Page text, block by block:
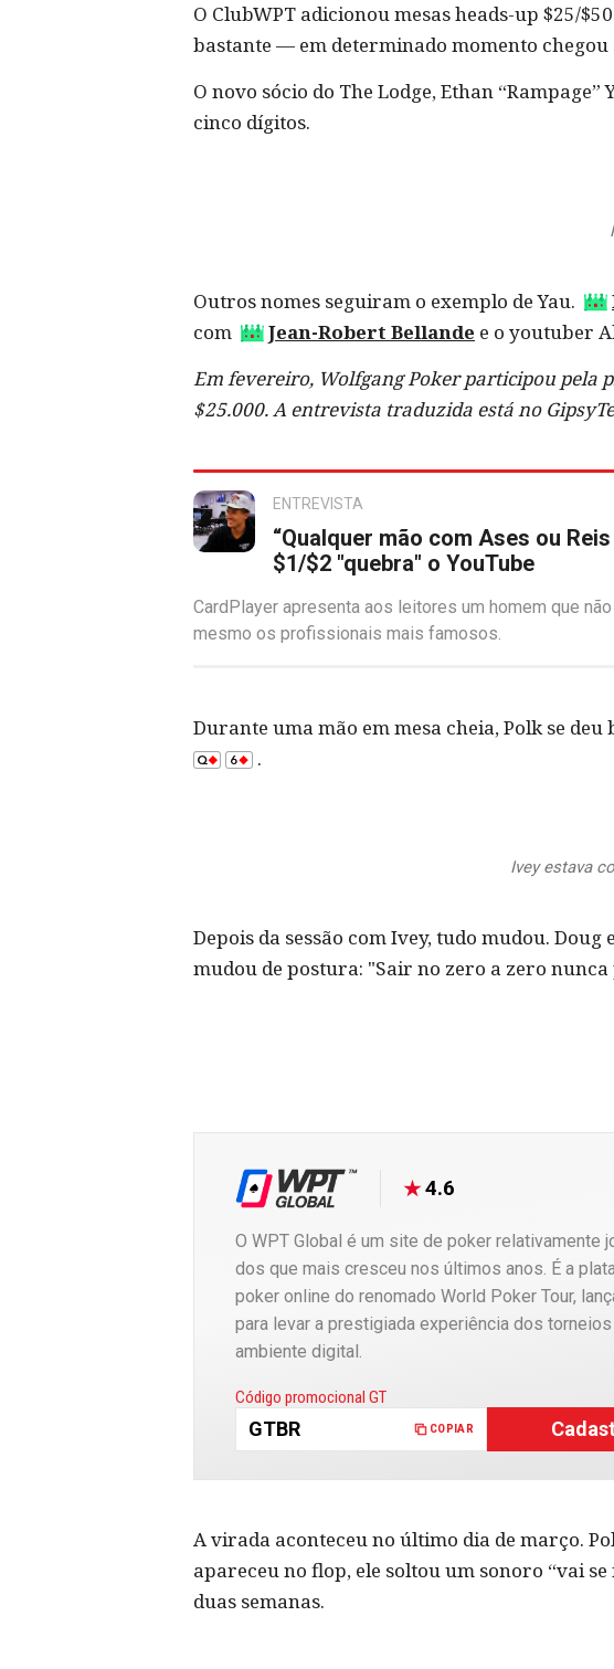
O ClubWPT adicionou mesas heads-up $25/
bastante — em determinado momento chegou
O novo sócio do The Lodge, Ethan
cinco dígitos.
Outros nomes seguiram o exemplo de Yau.
com
Jean-Robert Bellande e o youtuber
Em fevereiro, Wolfgang Poker participou pela
$25.000. A entrevista traduzida está no
ENTREVISTA
“Qualquer mão com Ases ou
$1/$2 "quebra" o YouTube
CardPlayer apresenta aos leitores um homem que
mesmo os profissionais mais famosos.
Durante uma mão em mesa cheia, Polk se
.
Ivey estava
Depois da sessão com Ivey, tudo mudou.
mudou de postura: "Sair no zero a zero
4.6
O WPT Global é um site de poker relativamente
dos que mais cresceu nos últimos anos. É a
poker online do renomado World Poker Tour,
para levar a prestigiada experiência dos
ambiente digital.
Código promocional GT
GTBR COPIAR
Copiado
A virada aconteceu no último dia de março.
apareceu no flop, ele soltou um sonoro “vai
duas semanas.